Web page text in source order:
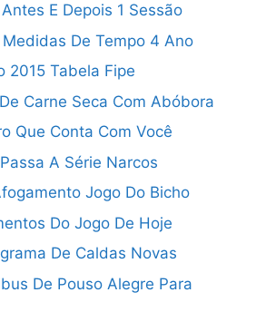
E Depois 1 Sessão
De Tempo 4 Ano
2015 Tabela Fipe
Carne Seca Com Abóbora
Que Conta Com Você
A Série Narcos
Jogo Do Bicho
Do Jogo De Hoje
De Caldas Novas
De Pouso Alegre Para